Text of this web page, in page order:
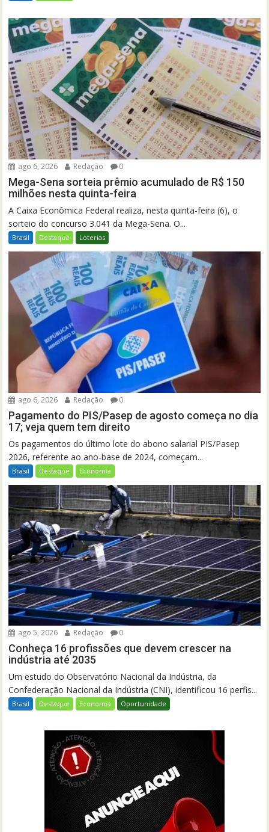
ago 6, 2026 Redação 0
Mega-Sena sorteia prêmio acumulado de R$ 150
milhões nesta quinta-feira
A Caixa Econômica Federal realiza, nesta quinta-feira (6), o
sorteio do concurso 3.041 da Mega-Sena. O...
Brasil Destaque Loterias
ago 6, 2026 Redação 0
Pagamento do PIS/Pasep de agosto começa no dia
17; veja quem tem direito
Os pagamentos do último lote do abono salarial PIS/Pasep
2026, referente ao ano-base de 2024, começam...
Brasil Destaque Economia
ago 5, 2026 Redação 0
Conheça 16 profissões que devem crescer na
indústria até 2035
Um estudo do Observatório Nacional da Indústria, da
Confederação Nacional da Indústria (CNI), identificou 16 perfis...
Brasil Destaque Economia Oportunidade